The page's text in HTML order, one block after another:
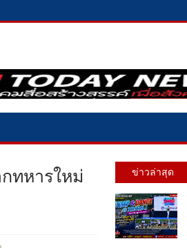
ทหารใหม่
ข่าวล่าสุด